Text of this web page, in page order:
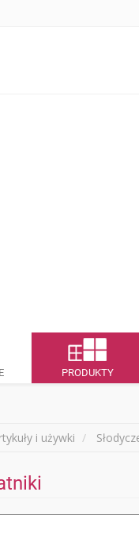
PRODUKTY
i używki